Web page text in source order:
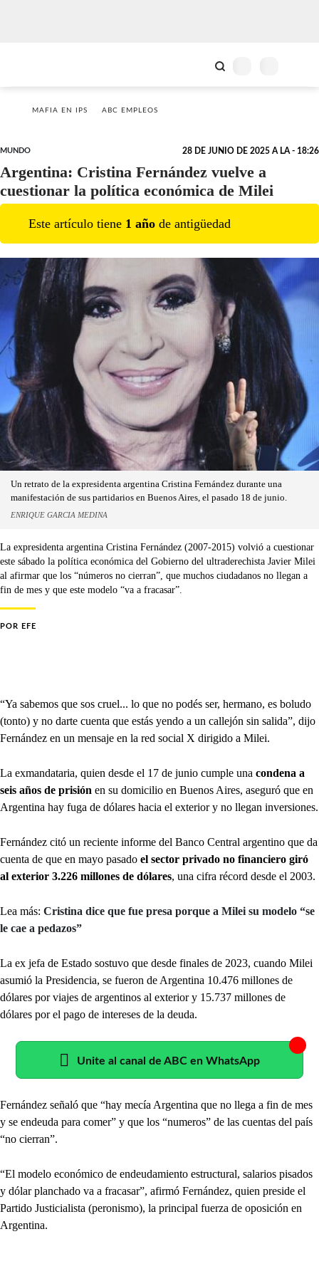
MAFIA EN IPS ABC EMPLEOS
MUNDO 28 DE JUNIO DE 2025 A LA - 18:26
Argentina: Cristina Fernández vuelve a
cuestionar la política económica de Milei
Este artículo tiene 1 año de antigüedad
Un retrato de la expresidenta argentina Cristina Fernández durante una
manifestación de sus partidarios en Buenos Aires, el pasado 18 de junio.
ENRIQUE GARCIA MEDINA
La expresidenta argentina Cristina Fernández (2007-2015) volvió a cuestionar
este sábado la política económica del Gobierno del ultraderechista Javier Milei
al afirmar que los “números no cierran”, que muchos ciudadanos no llegan a
fin de mes y que este modelo “va a fracasar”.
POR EFE
“Ya sabemos que sos cruel... lo que no podés ser, hermano, es boludo
(tonto) y no darte cuenta que estás yendo a un callejón sin salida”, dijo
Fernández en un mensaje en la red social X dirigido a Milei.
La exmandataria, quien desde el 17 de junio cumple una condena a
seis años de prisión en su domicilio en Buenos Aires, aseguró que en
Argentina hay fuga de dólares hacia el exterior y no llegan inversiones.
Fernández citó un reciente informe del Banco Central argentino que da
cuenta de que en mayo pasado el sector privado no financiero giró
al exterior 3.226 millones de dólares, una cifra récord desde el 2003.
Lea más: Cristina dice que fue presa porque a Milei su modelo “se
le cae a pedazos”
La ex jefa de Estado sostuvo que desde finales de 2023, cuando Milei
asumió la Presidencia, se fueron de Argentina 10.476 millones de
dólares por viajes de argentinos al exterior y 15.737 millones de
dólares por el pago de intereses de la deuda.
Unite al canal de ABC en WhatsApp
Fernández señaló que “hay mecía Argentina que no llega a fin de mes
y se endeuda para comer” y que los “numeros” de las cuentas del país
“no cierran”.
“El modelo económico de endeudamiento estructural, salarios pisados
y dólar planchado va a fracasar”, afirmó Fernández, quien preside el
Partido Justicialista (peronismo), la principal fuerza de oposición en
Argentina.